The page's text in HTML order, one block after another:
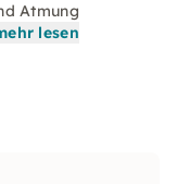
Atmung
lesen